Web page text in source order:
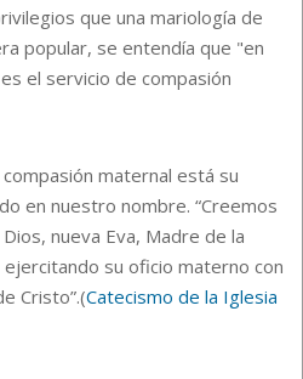
que una mariología de
popular, se entendía que "en
el servicio de compasión
maternal está su
en nuestro nombre. “Creemos
nueva Eva, Madre de la
su oficio materno con
Cristo”.(Catecismo de la Iglesia